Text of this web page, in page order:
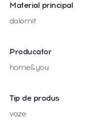
Material principal
dolomit
Producator
home&you
Tip de produs
vaze